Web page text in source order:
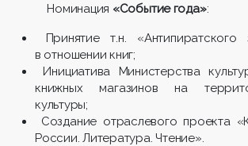
Номинация «Событие года»:
Принятие т.н. «Антипиратского
в отношении книг;
Инициатива Министерства
книжных магазинов на
культуры;
Создание отраслевого проекта
России. Литература. Чтение».